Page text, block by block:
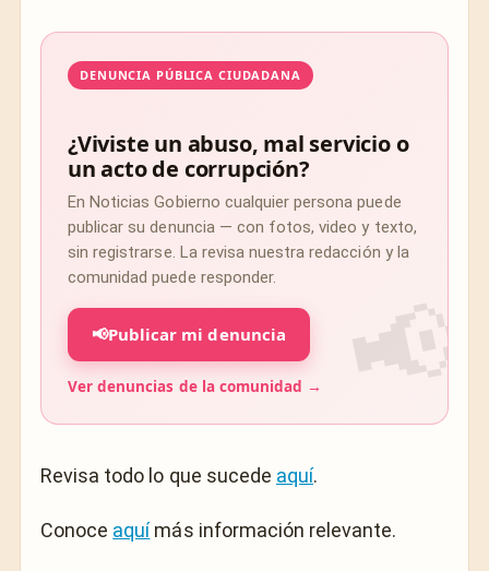
DENUNCIA PÚBLICA CIUDADANA
¿Viviste un abuso, mal servicio o
un acto de corrupción?
En Noticias Gobierno cualquier persona puede
publicar su denuncia — con fotos, video y texto,
sin registrarse. La revisa nuestra redacción y la
comunidad puede responder.
📢Publicar mi denuncia
Ver denuncias de la comunidad →
Revisa todo lo que sucede aquí.
Conoce aquímás información relevante.